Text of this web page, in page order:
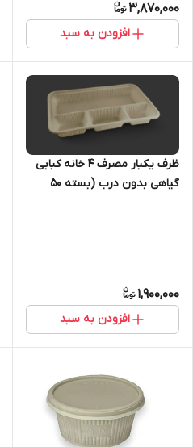
3,870,000
افزودن به سبد
ظرف یکبار مصرف ۴ خانه کبابی
گیاهی بدون درب (بسته ۵۰
1,900,000
افزودن به سبد